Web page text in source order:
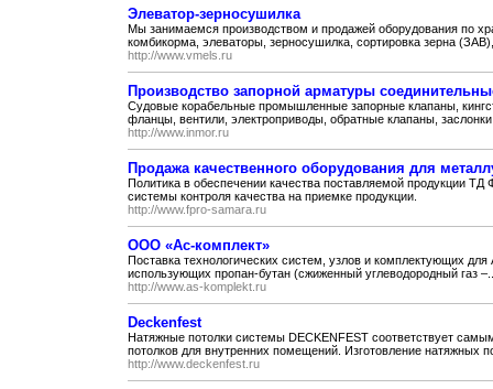
Элеватор-зерносушилка
Мы занимаемся производством и продажей оборудования по
комбикорма, элеваторы, зерносушилка, сортировка зерна
http://www.vmels.ru
Производство запорной арматуры
Судовые корабельные промышленные запорные клапаны,
фланцы, вентили, электроприводы, обратные клапаны,
http://www.inmor.ru
Продажа качественного оборудования для
Политика в обеспечении качества поставляемой продукции
системы контроля качества на приемке продукции.
http://www.fpro-samara.ru
ООО «Ас-комплект»
Поставка технологических систем, узлов и комплектующих
использующих пропан-бутан (сжиженный углеводородный газ
http://www.as-komplekt.ru
Deckenfest
Натяжные потолки системы DECKENFEST соответствует
потолков для внутренних помещений. Изготовление натяжных
http://www.deckenfest.ru